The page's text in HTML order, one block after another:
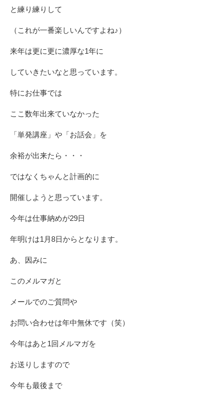
と練り練りして
（これが一番楽しいんですよね♪）
来年は更に更に濃厚な1年に
していきたいなと思っています。
特にお仕事では
ここ数年出来ていなかった
「単発講座」や「お話会」を
余裕が出来たら・・・
ではなくちゃんと計画的に
開催しようと思っています。
今年は仕事納めが29日
年明けは1月8日からとなります。
あ、因みに
このメルマガと
メールでのご質問や
お問い合わせは年中無休です（笑）
今年はあと1回メルマガを
お送りしますので
今年も最後まで